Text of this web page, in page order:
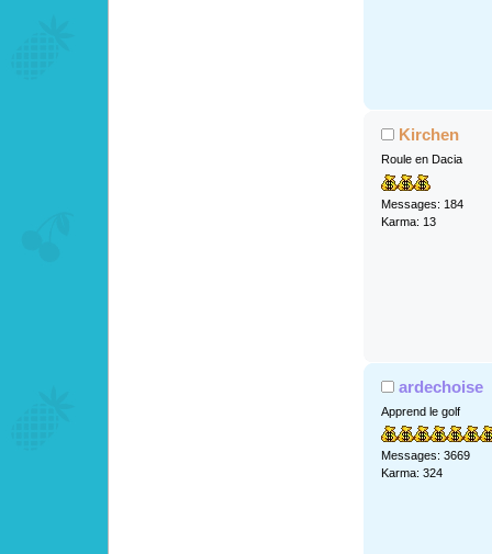
Kirchen
Roule en Dacia
Messages: 184
Karma: 13
ardechoise
Apprend le golf
Messages: 3669
Karma: 324